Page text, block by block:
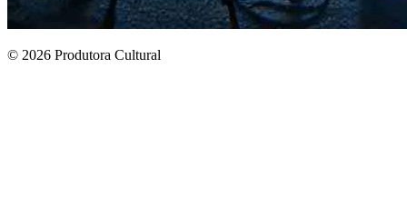
© 2026 Produtora Cultural